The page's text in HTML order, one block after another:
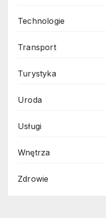
Technologie
Transport
Turystyka
Uroda
Usługi
Wnętrza
Zdrowie